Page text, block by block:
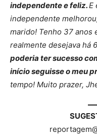
independente e feliz.E
independente
marido! Tenho 37 anos
realmente desejava há
poderia ter sucesso
início seguisse o meu
tempo! Muito prazer,